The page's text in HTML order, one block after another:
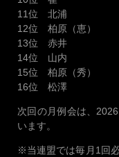
11位 北浦
12位 柏原（恵）
13位 赤井
14位 山内
15位 柏原（秀）
16位 松澤
次回の月例会は、
います。
※当連盟では毎月1回